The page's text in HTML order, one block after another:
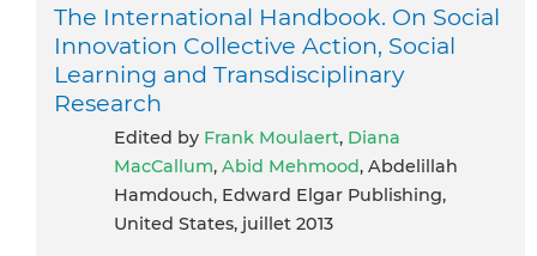
The International Handbook. On Social
Innovation Collective Action, Social
Learning and Transdisciplinary
Research
Edited by Frank Moulaert, Diana
MacCallum, Abid Mehmood, Abdelillah
Hamdouch, Edward Elgar Publishing,
United States, juillet 2013